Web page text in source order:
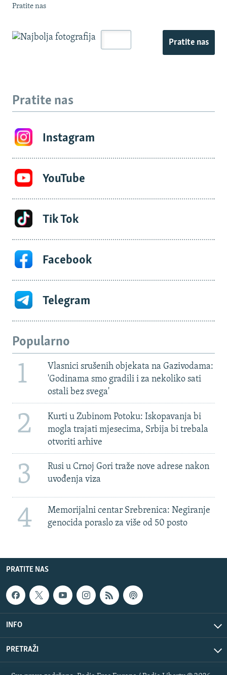
Pratite nas
Pratite nas
Pratite nas
Instagram
YouTube
Tik Tok
Facebook
Telegram
Popularno
1
Vlasnici srušenih objekata na Gazivodama:
'Godinama smo gradili i za nekoliko sati
ostali bez svega'
2
Kurti u Zubinom Potoku: Iskopavanja bi
mogla trajati mjesecima, Srbija bi trebala
otvoriti arhive
3
Rusi u Crnoj Gori traže nove adrese nakon
uvođenja viza
4
Memorijalni centar Srebrenica: Negiranje
genocida poraslo za više od 50 posto
PRATITE NAS
INFO
PRETRAŽI